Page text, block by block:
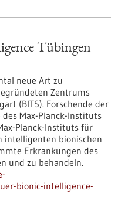
Tübingen
neue Art zu
Zentrums
(BITS). Forschende der
Max-Planck-Instituts
Planck-Instituts für
intelligenten bionischen
Erkrankungen des
und zu behandeln.
bionic-intelligence-